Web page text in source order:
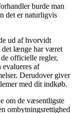
burde man
det er naturligvis
ud af hvorvidt
det længe har været
officielle regler,
af
Derudover giver
med dit indkøb.
om de væsentligste
ombytningsrettighed